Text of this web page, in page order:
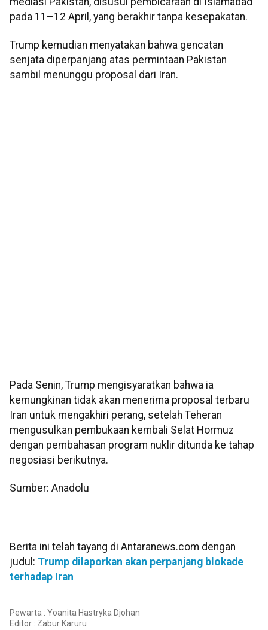
pada 11–12 April, yang berakhir tanpa kesepakatan.
Trump kemudian menyatakan bahwa gencatan
senjata diperpanjang atas permintaan Pakistan
sambil menunggu proposal dari Iran.
Pada Senin, Trump mengisyaratkan bahwa ia
kemungkinan tidak akan menerima proposal terbaru
Iran untuk mengakhiri perang, setelah Teheran
mengusulkan pembukaan kembali Selat Hormuz
dengan pembahasan program nuklir ditunda ke tahap
negosiasi berikutnya.
Sumber: Anadolu
Berita ini telah tayang di Antaranews.com dengan
judul: Trump dilaporkan akan perpanjang blokade
terhadap Iran
Pewarta : Yoanita Hastryka Djohan
Editor : Zabur Karuru